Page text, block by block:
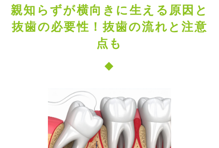
親知らずが横向きに生える原因と
抜歯の必要性！抜歯の流れと注意
点も